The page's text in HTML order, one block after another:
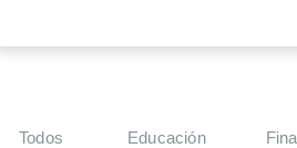
Todos Educación